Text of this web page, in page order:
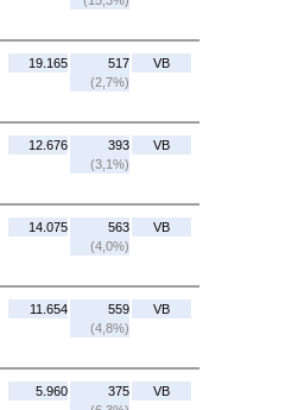
19.165
517
(2,7%)
VB
12.676
393
(3,1%)
VB
14.075
563
(4,0%)
VB
11.654
559
(4,8%)
VB
5.960
375
VB